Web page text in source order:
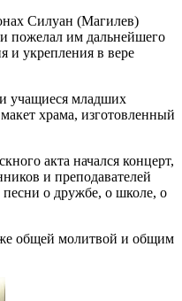
Силуан (Магилев)
пожелал им дальнейшего
и укрепления в вере
учащиеся младших
храма, изготовленный
акта начался концерт,
и преподавателей
о дружбе, о школе, о
общей молитвой и общим